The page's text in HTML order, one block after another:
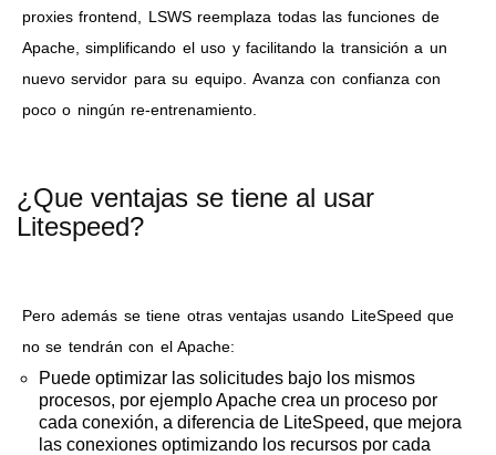
proxies frontend, LSWS reemplaza todas las funciones de
Apache, simplificando el uso y facilitando la transición a un
nuevo servidor para su equipo. Avanza con confianza con
poco o ningún re-entrenamiento.
¿Que ventajas se tiene al usar
Litespeed?
Pero además se tiene otras ventajas usando LiteSpeed que
no se tendrán con el Apache:
Puede optimizar las solicitudes bajo los mismos
procesos, por ejemplo Apache crea un proceso por
cada conexión, a diferencia de LiteSpeed, que mejora
las conexiones optimizando los recursos por cada